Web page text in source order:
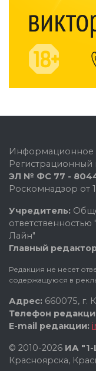
Информационное
ЭЛ № ФС 77 -
Роскомнадзор от
Учредитель:
Лайн"
Главный
Редакция не несет
содержащуюся в
Адрес: 660075, г.
Телефон
E-mail редакции:
© 2010-2026 ИА "1-
Красноярска,